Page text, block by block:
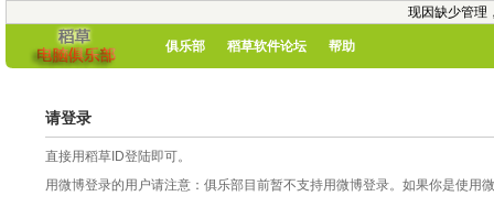
现因缺少管理
俱乐部 稻草软件论坛 帮助
请登录
直接用稻草ID登陆即可。
用微博登录的用户请注意：俱乐部目前暂不支持用微博登录。如果你是使用